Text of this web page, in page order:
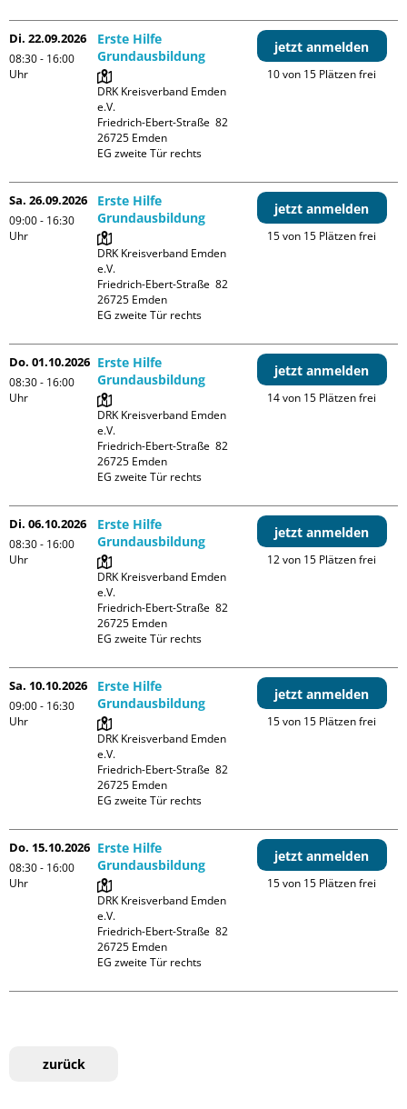
Di. 22.09.2026
08:30 - 16:00
Uhr
Erste Hilfe
Grundausbildung
DRK Kreisverband Emden
e.V.
Friedrich-Ebert-Straße  82
26725 Emden
EG zweite Tür rechts
jetzt anmelden
10 von 15 Plätzen frei
Sa. 26.09.2026
09:00 - 16:30
Uhr
Erste Hilfe
Grundausbildung
DRK Kreisverband Emden
e.V.
Friedrich-Ebert-Straße  82
26725 Emden
EG zweite Tür rechts
jetzt anmelden
15 von 15 Plätzen frei
Do. 01.10.2026
08:30 - 16:00
Uhr
Erste Hilfe
Grundausbildung
DRK Kreisverband Emden
e.V.
Friedrich-Ebert-Straße  82
26725 Emden
EG zweite Tür rechts
jetzt anmelden
14 von 15 Plätzen frei
Di. 06.10.2026
08:30 - 16:00
Uhr
Erste Hilfe
Grundausbildung
DRK Kreisverband Emden
e.V.
Friedrich-Ebert-Straße  82
26725 Emden
EG zweite Tür rechts
jetzt anmelden
12 von 15 Plätzen frei
Sa. 10.10.2026
09:00 - 16:30
Uhr
Erste Hilfe
Grundausbildung
DRK Kreisverband Emden
e.V.
Friedrich-Ebert-Straße  82
26725 Emden
EG zweite Tür rechts
jetzt anmelden
15 von 15 Plätzen frei
Do. 15.10.2026
08:30 - 16:00
Uhr
Erste Hilfe
Grundausbildung
DRK Kreisverband Emden
e.V.
Friedrich-Ebert-Straße  82
26725 Emden
EG zweite Tür rechts
jetzt anmelden
15 von 15 Plätzen frei
zurück